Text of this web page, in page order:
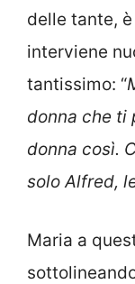
delle tante,
interviene
tantissimo: “
donna che ti
donna così.
solo Alfred,
Maria a